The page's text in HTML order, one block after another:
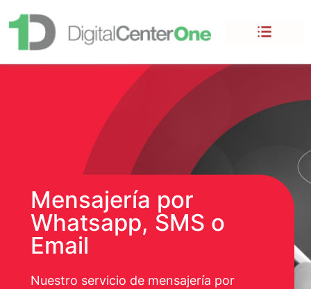
Mensajería por
Whatsapp, SMS o
Email
Nuestro servicio de mensajería por